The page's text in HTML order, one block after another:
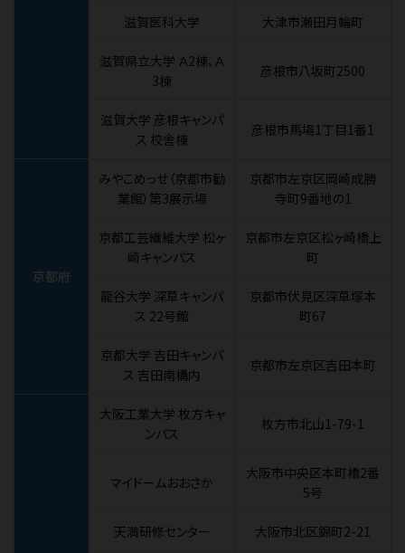
滋賀医科大学 大津市瀬田月輪町
滋賀県立大学 Ａ2棟、Ａ
3棟
彦根市八坂町2500
滋賀大学 彦根キャンパ
ス 校舎棟
彦根市馬場1丁目1番1
京都府
みやこめっせ（京都市勧
業館）第3展示場
京都市左京区岡崎成勝
寺町9番地の1
京都工芸繊維大学 松ヶ
崎キャンパス
京都市左京区松ヶ崎橋上
町
龍谷大学 深草キャンパ
ス 22号館
京都市伏見区深草塚本
町67
京都大学 吉田キャンパ
ス 吉田南構内
京都市左京区吉田本町
大阪工業大学 枚方キャ
ンパス
枚方市北山1-79-1
マイドームおおさか
大阪市中央区本町橋2番
5号
天満研修センター 大阪市北区錦町2-21